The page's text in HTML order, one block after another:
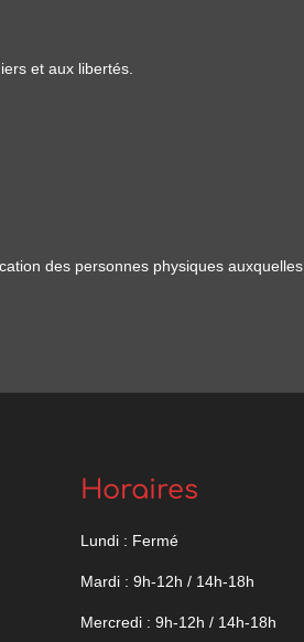
et aux libertés.
des personnes physiques auxquelles
Horaires
Lundi : Fermé
Mardi : 9h-12h / 14h-18h
Mercredi : 9h-12h / 14h-18h